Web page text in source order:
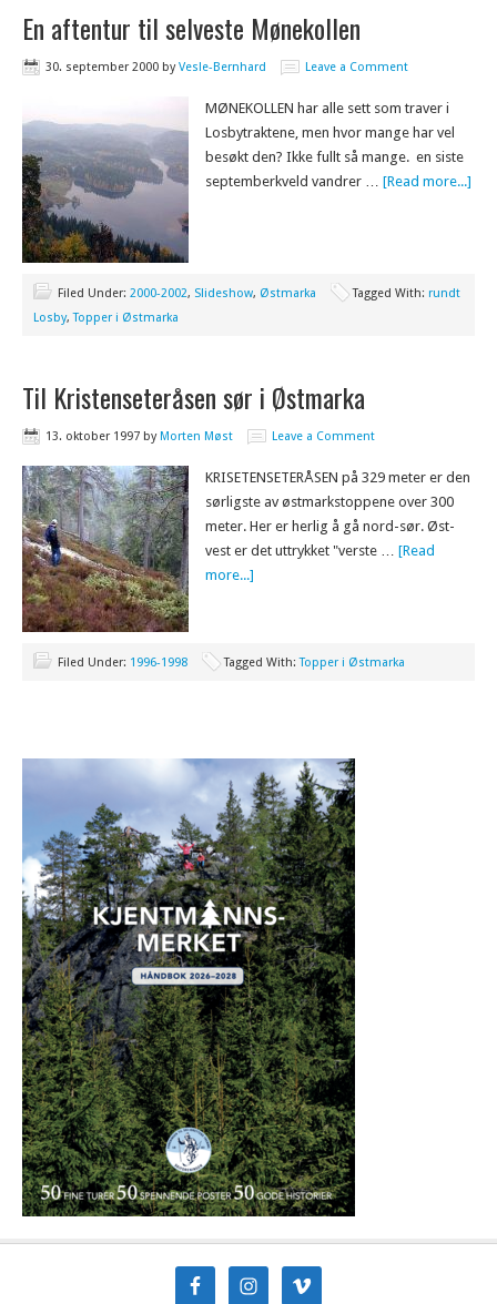
En aftentur til selveste Mønekollen
30. september 2000 byVesle-Bernhard Leave a Comment
MØNEKOLLEN har alle sett som traver i
Losbytraktene, men hvor mange har vel
besøkt den? Ikke fullt så mange. en siste
septemberkveld vandrer … [Read more...]
Filed Under: 2000-2002, Slideshow, Østmarka Tagged With: rundt
Losby,Topper i Østmarka
Til Kristenseteråsen sør i Østmarka
13. oktober 1997 byMorten Møst Leave a Comment
KRISETENSETERÅSEN på 329 meter er den
sørligste av østmarkstoppene over 300
meter. Her er herlig å gå nord-sør. Øst-
vest er det uttrykket "verste … [Read
more...]
Filed Under: 1996-1998 Tagged With:Topper i Østmarka